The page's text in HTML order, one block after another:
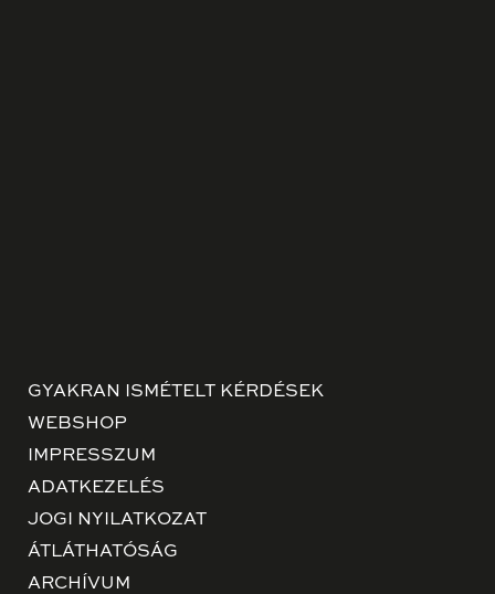
GYAKRAN ISMÉTELT KÉRDÉSEK
WEBSHOP
IMPRESSZUM
ADATKEZELÉS
JOGI NYILATKOZAT
ÁTLÁTHATÓSÁG
ARCHÍVUM